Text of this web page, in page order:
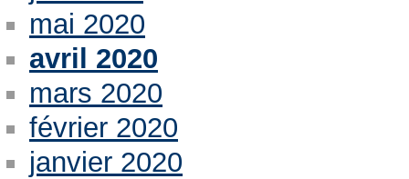
mai 2020
avril 2020
mars 2020
février 2020
janvier 2020